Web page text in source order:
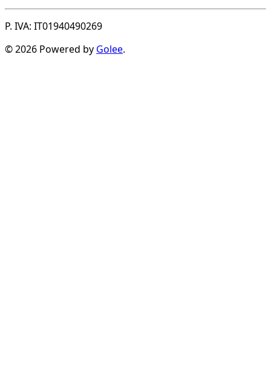
P. IVA: IT01940490269
© 2026 Powered by Golee.